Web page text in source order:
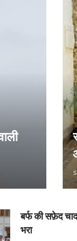
बर्फ की सफ़ेद
भरा